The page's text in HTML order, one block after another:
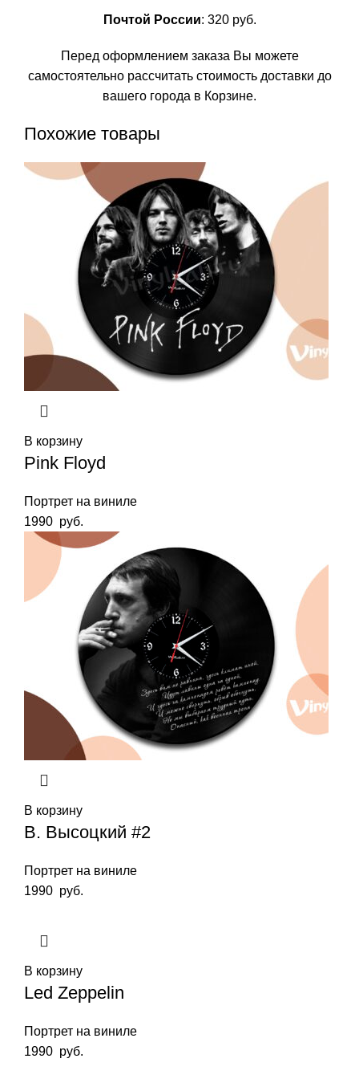
Почтой России: 320 руб.
Перед оформлением заказа Вы можете
самостоятельно рассчитать стоимость доставки до
вашего города в Корзине.
Похожие товары
В корзину
Pink Floyd
Портрет на виниле
1990 руб.
В корзину
В. Высоцкий #2
Портрет на виниле
1990 руб.
В корзину
Led Zeppelin
Портрет на виниле
1990 руб.